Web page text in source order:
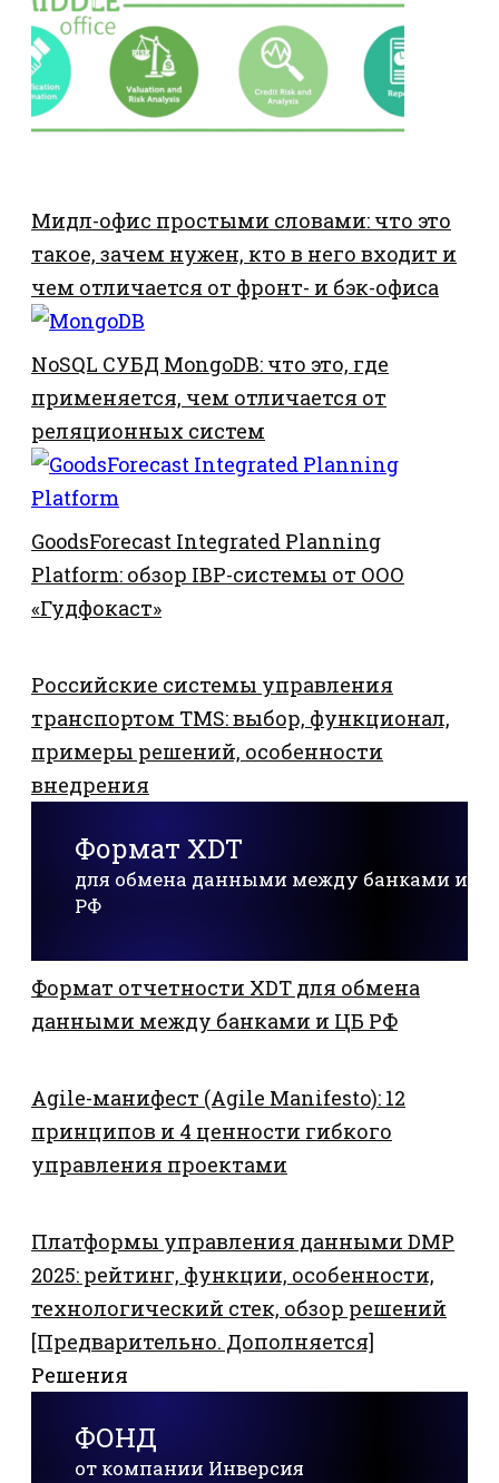
Мидл-офис простыми словами: что это
такое, зачем нужен, кто в него входит и
чем отличается от фронт- и бэк-офиса
NoSQL СУБД MongoDB: что это, где
применяется, чем отличается от
реляционных систем
GoodsForecast Integrated Planning
Platform: обзор IBP-системы от ООО
«Гудфокаст»
Российские системы управления
транспортом TMS: выбор, функционал,
примеры решений, особенности
внедрения
Формат XDT
для обмена данными между банками и ЦБ
РФ
Формат отчетности XDT для обмена
данными между банками и ЦБ РФ
Agile-манифест (Agile Manifesto): 12
принципов и 4 ценности гибкого
управления проектами
Платформы управления данными DMP
2025: рейтинг, функции, особенности,
технологический стек, обзор решений
[Предварительно. Дополняется]
Решения
ФОНД
от компании Инверсия